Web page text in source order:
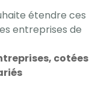
étendre ces
entreprises de
cotées